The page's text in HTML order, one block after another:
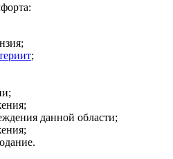
;
данной области;